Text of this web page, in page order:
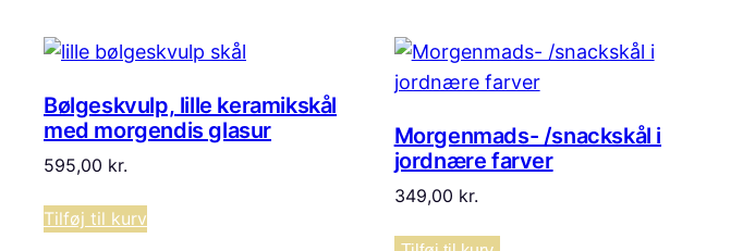
Bølgeskvulp, lille keramikskål
med morgendis glasur
595,00 kr.
Tilføj til kurv
Morgenmads- /snackskål i
jordnære farver
349,00 kr.